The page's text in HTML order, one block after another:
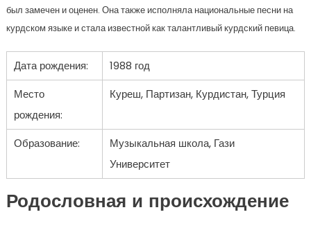
был замечен и оценен. Она также исполняла национальные песни на
курдском языке и стала известной как талантливый курдский певица.
Дата рождения:
1988 год
Место
рождения:
Куреш, Партизан, Курдистан, Турция
Образование:
Музыкальная школа, Гази
Университет
Родословная и происхождение